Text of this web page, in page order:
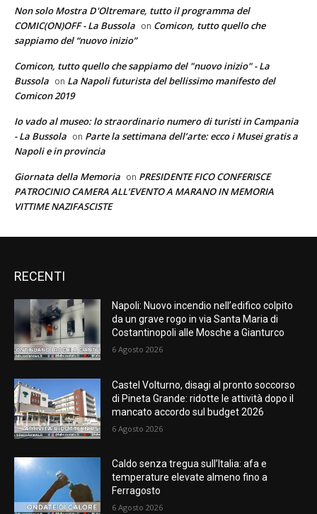
Non solo Mostra D'Oltremare, tutto il programma del
COMIC(ON)OFF - La Bussola on Comicon, tutto quello che
sappiamo del “nuovo inizio”
Comicon, tutto quello che sappiamo del "nuovo inizio" - La
Bussola on La Napoli futurista del bellissimo manifesto del
Comicon 2019
Io vado al museo: lo straordinario numero di turisti in Campania
- La Bussola on Parte la settimana dell’arte: ecco i Musei gratis a
Napoli e in provincia
Giornata della Memoria on PRESIDENTE FICO CONFERISCE
PATROCINIO CAMERA ALL’EVENTO A MARANO IN MEMORIA
VITTIME NAZIFASCISTE
RECENTI
Napoli: Nuovo incendio nell’edifico colpito
da un grave rogo in via Santa Maria di
Costantinopoli alle Mosche a Gianturco
6 Agosto 2026
Castel Volturno, disagi al pronto soccorso
di Pineta Grande: ridotte le attività dopo il
mancato accordo sul budget 2026
6 Agosto 2026
Caldo senza tregua sull’Italia: afa e
temperature elevate almeno fino a
Ferragosto
6 Agosto 2026